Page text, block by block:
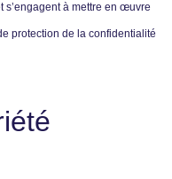
s’engagent à mettre en œuvre
protection de la confidentialité